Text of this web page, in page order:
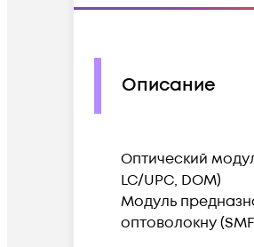
Описание
Оптический
LC/UPC, DOM)
Модуль
оптоволокну